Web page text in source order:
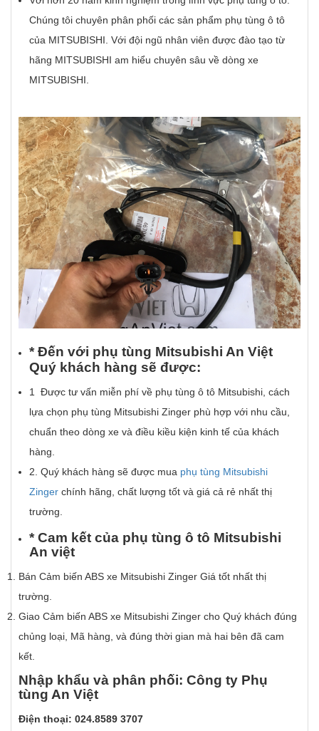
Chúng tôi chuyên phân phối các sản phẩm phụ tùng ô tô
của MITSUBISHI. Với đội ngũ nhân viên được đào tạo từ
hãng MITSUBISHI am hiểu chuyên sâu về dòng xe
MITSUBISHI.
* Đến với phụ tùng Mitsubishi An Việt
Quý khách hàng sẽ được:
1 Được tư vấn miễn phí về phụ tùng ô tô Mitsubishi, cách
lựa chọn phụ tùng Mitsubishi Zinger phù hợp với nhu cầu,
chuẩn theo dòng xe và điều kiều kiện kinh tế của khách
hàng.
2. Quý khách hàng sẽ được mua phụ tùng Mitsubishi
Zinger chính hãng, chất lượng tốt và giá cả rẻ nhất thị
trường.
*Cam kết của phụ tùng ô tô Mitsubishi
An việt
Bán Cảm biến ABS xe Mitsubishi Zinger Giá tốt nhất thị
trường.
Giao Cảm biến ABS xe Mitsubishi Zinger cho Quý khách đúng
chủng loại, Mã hàng, và đúng thời gian mà hai bên đã cam
kết.
Nhập khẩu và phân phối: Công ty Phụ
tùng An Việt
Điện thoại: 024.8589 3707